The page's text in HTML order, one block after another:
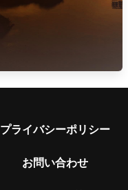
プライバシーポリシー
お問い合わせ